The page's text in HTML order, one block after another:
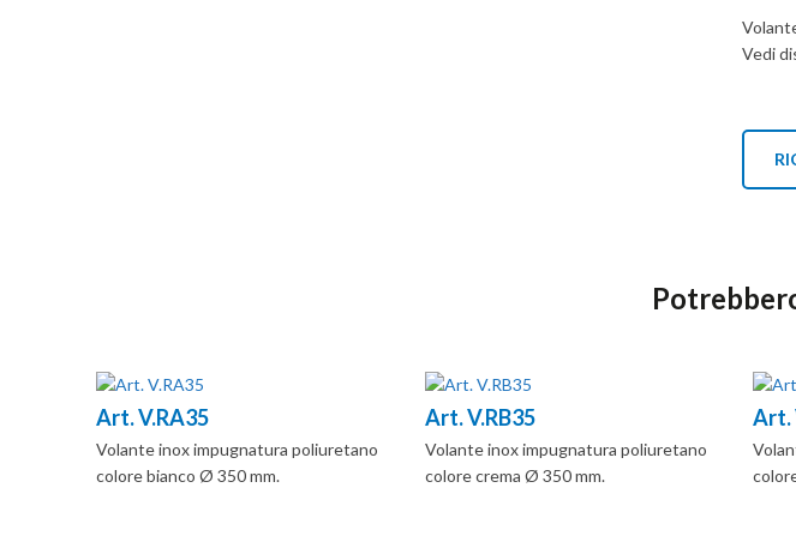
Vedi
Art. V.RA35
Volante inox impugnatura poliuretano
colore bianco Ø 350 mm.
Art. V.RB35
Volante inox impugnatura poliuretano
colore crema Ø 350 mm.
Art.